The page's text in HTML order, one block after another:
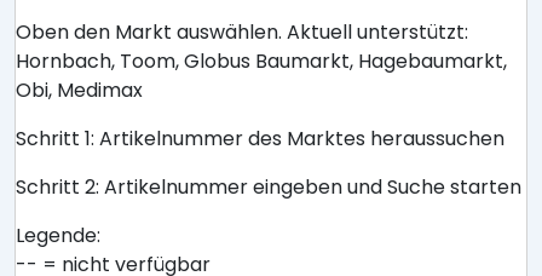
Oben den Markt auswählen. Aktuell unterstützt:
Hornbach, Toom, Globus Baumarkt, Hagebaumarkt,
Obi, Medimax
Schritt 1: Artikelnummer des Marktes heraussuchen
Schritt 2: Artikelnummer eingeben und Suche starten
Legende:
-- = nicht verfügbar